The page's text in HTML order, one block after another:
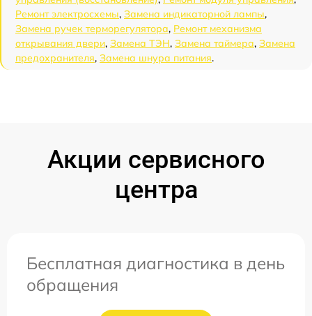
Ремонт электросхемы, Замена индикаторной лампы,
Замена ручек терморегулятора, Ремонт механизма
открывания двери, Замена ТЭН, Замена таймера, Замена
предохранителя, Замена шнура питания.
Акции сервисного
центра
Бесплатная диагностика в день
обращения